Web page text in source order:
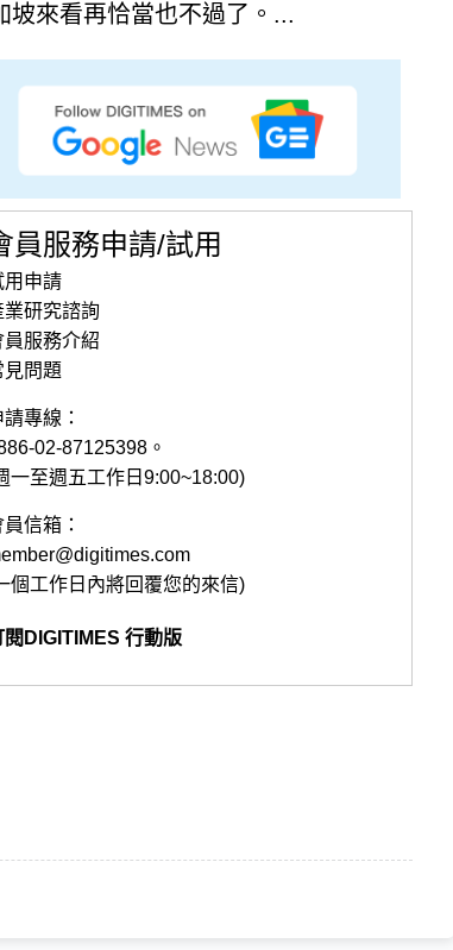
坡來看再恰當也不過了。...
員服務申請/試用
用申請
業研究諮詢
員服務介紹
見問題
請專線：
02-87125398。
一至週五工作日9:00~18:00)
員信箱：
個工作日內將回覆您的來信)
閱DIGITIMES 行動版